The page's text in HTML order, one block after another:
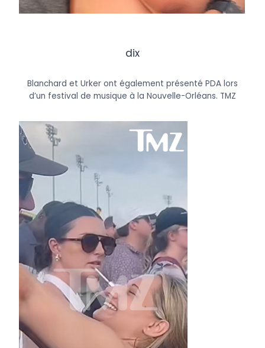
dix
Blanchard et Urker ont également présenté PDA lors
d’un festival de musique à la Nouvelle-Orléans. TMZ